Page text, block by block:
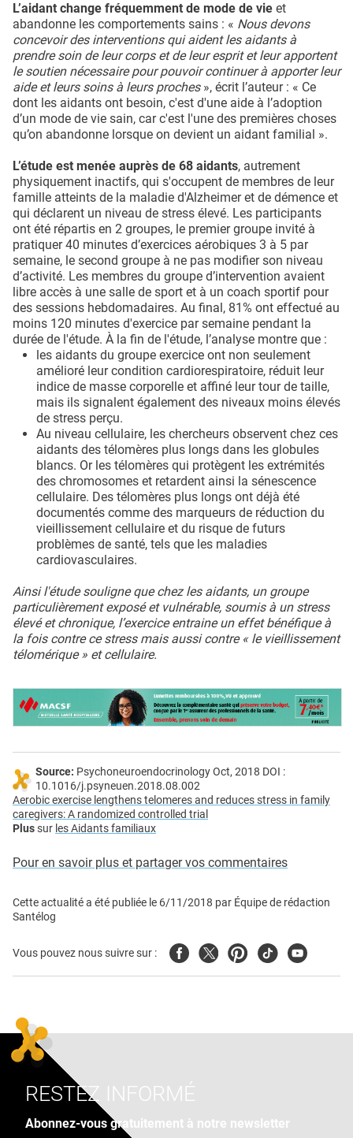
L’aidant change fréquemment de mode de vie et
abandonne les comportements sains : « Nous devons
concevoir des interventions qui aident les aidants à
prendre soin de leur corps et de leur esprit et leur apportent
le soutien nécessaire pour pouvoir continuer à apporter leur
aide et leurs soins à leurs proches», écrit l’auteur : « Ce
dont les aidants ont besoin, c'est d'une aide à l’adoption
d’un mode de vie sain, car c'est l'une des premières choses
qu’on abandonne lorsque on devient un aidant familial ».
L’étude est menée auprès de 68 aidants, autrement
physiquement inactifs, qui s'occupent de membres de leur
famille atteints de la maladie d'Alzheimer et de démence et
qui déclarent un niveau de stress élevé. Les participants
ont été répartis en 2 groupes, le premier groupe invité à
pratiquer 40 minutes d’exercices aérobiques 3 à 5 par
semaine, le second groupe à ne pas modifier son niveau
d’activité. Les membres du groupe d’intervention avaient
libre accès à une salle de sport et à un coach sportif pour
des sessions hebdomadaires. Au final, 81% ont effectué au
moins 120 minutes d'exercice par semaine pendant la
durée de l'étude. À la fin de l'étude, l’analyse montre que :
les aidants du groupe exercice ont non seulement
amélioré leur condition cardiorespiratoire, réduit leur
indice de masse corporelle et affiné leur tour de taille,
mais ils signalent également des niveaux moins élevés
de stress perçu.
Au niveau cellulaire, les chercheurs observent chez ces
aidants des télomères plus longs dans les globules
blancs. Or les télomères qui protègent les extrémités
des chromosomes et retardent ainsi la sénescence
cellulaire. Des télomères plus longs ont déjà été
documentés comme des marqueurs de réduction du
vieillissement cellulaire et du risque de futurs
problèmes de santé, tels que les maladies
cardiovasculaires.
Ainsi l'étude souligne que chez les aidants, un groupe
particulièrement exposé et vulnérable, soumis à un stress
élevé et chronique, l’exercice entraine un effet bénéfique à
la fois contre ce stress mais aussi contre « le vieillissement
télomérique » et cellulaire.
Source: Psychoneuroendocrinology Oct, 2018 DOI :
10.1016/j.psyneuen.2018.08.002
Aerobic exercise lengthens telomeres and reduces stress in family
caregivers: A randomized controlled trial
Plussur les Aidants familiaux
Pour en savoir plus et partager vos commentaires
Cette actualité a été publiée le 6/11/2018 par Équipe de rédaction
Santélog
Vous pouvez nous suivre sur : FacebookTwitterPinterest
TiktokYoutube
RESTEZ INFORMÉ
Abonnez-vous gratuitement à notre newsletter